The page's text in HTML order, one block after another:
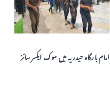
بارگاہ حیدریہ میں موک ایکسرسائز